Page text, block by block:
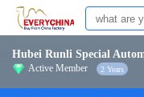
Hubei Runli Special
Active Member 2 Years